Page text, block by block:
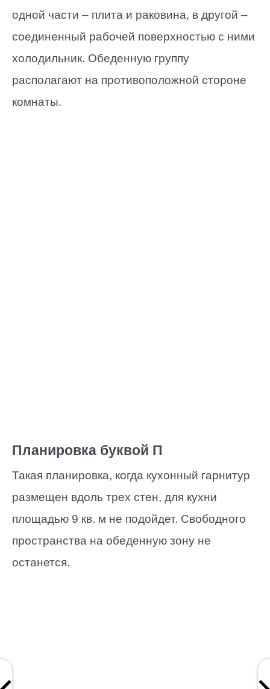
одной части – плита и раковина, в другой –
соединенный рабочей поверхностью с ними
холодильник. Обеденную группу
располагают на противоположной стороне
комнаты.
Планировка буквой П
Такая планировка, когда кухонный гарнитур
размещен вдоль трех стен, для кухни
площадью 9 кв. м не подойдет. Свободного
пространства на обеденную зону не
останется.